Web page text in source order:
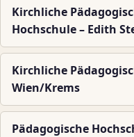
Kirchliche
Hochschule – Edith
Kirchliche
Wien/Krems
Pädagogische